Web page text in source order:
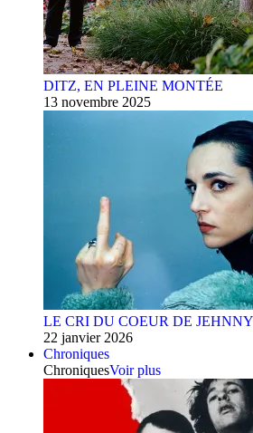
DITZ, EN PLEINE MONTÉE
13 novembre 2025
LE CRI DU COEUR DE
22 janvier 2026
Chroniques
ChroniquesVoir plus